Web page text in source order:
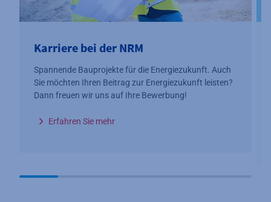
Karriere bei der NRM
Spannende Bauprojekte für die Energiezukunft. Auch
Sie möchten Ihren Beitrag zur Energiezukunft leisten?
Dann freuen wir uns auf Ihre Bewerbung!
Erfahren Sie mehr